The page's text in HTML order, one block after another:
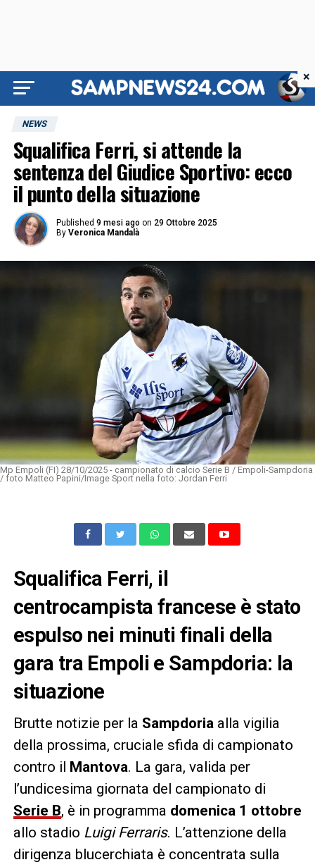
NEWS
Squalifica Ferri, si attende la
sentenza del Giudice Sportivo: ecco
il punto della situazione
Published 9 mesi ago on 29 Ottobre 2025
By Veronica Mandalà
Mp Empoli (FI) 28/10/2025 - campionato di calcio Serie B / Empoli-Sampdoria
/ foto Matteo Papini/Image Sport nella foto: Jordan Ferri
Squalifica Ferri, il
centrocampista francese è stato
espulso nei minuti finali della
gara tra Empoli e Sampdoria: la
situazione
Brutte notizie per la Sampdoriaalla vigilia
della prossima, cruciale sfida di campionato
contro il Mantova. La gara, valida per
l’undicesima giornata del campionato di
Serie B, è in programma domenica 1 ottobre
allo stadio Luigi Ferraris. L’attenzione della
dirigenza blucerchiata è concentrata sulla
×